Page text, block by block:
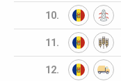
10.
11.
12.